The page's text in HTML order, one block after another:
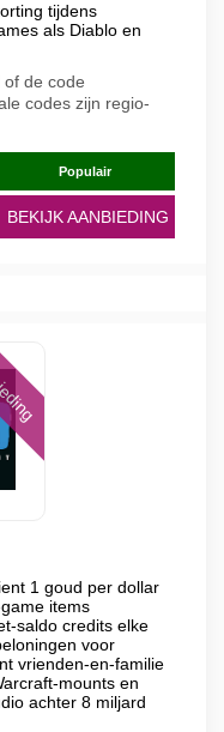
tijdens
als Diablo en
de code
codes zijn regio-
Populair
BEKIJK AANBIEDING
1 goud per dollar
items
saldo credits elke
voor
vrienden-en-familie
mounts en
achter 8 miljard